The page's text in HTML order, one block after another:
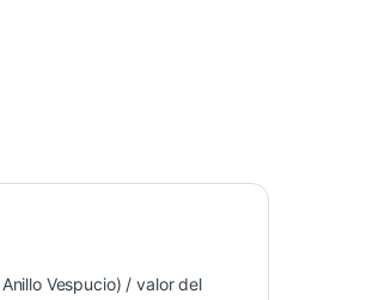
Vespucio) / valor del